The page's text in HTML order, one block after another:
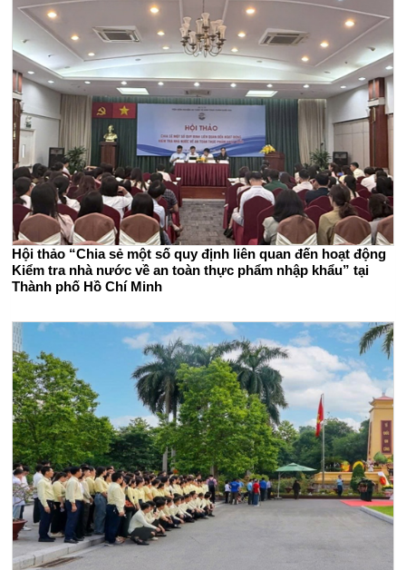
Hội thảo “Chia sẻ một số quy định liên quan đến hoạt động
Kiểm tra nhà nước về an toàn thực phẩm nhập khẩu” tại
Thành phố Hồ Chí Minh